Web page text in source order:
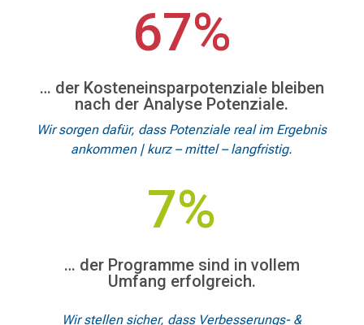
67%
… der Kosteneinsparpotenziale bleiben
nach der Analyse Potenziale.
Wir sorgen dafür, dass Potenziale real im Ergebnis
ankommen | kurz – mittel – langfristig.
7%
… der Programme sind in vollem
Umfang erfolgreich.
Wir stellen sicher, dass Verbesserungs- &